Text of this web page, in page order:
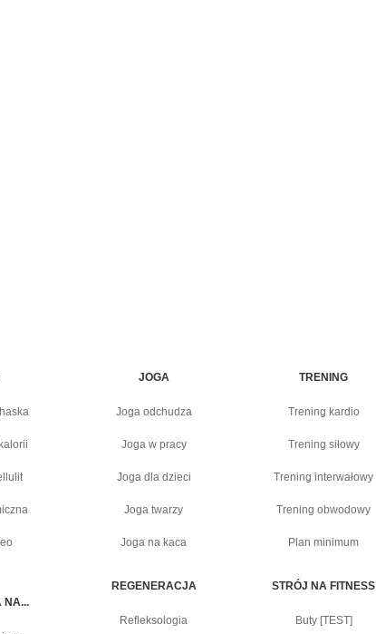
JOGA
Joga odchudza
Joga w pracy
Joga dla dzieci
Joga twarzy
Joga na kaca
TRENING
Trening kardio
Trening siłowy
Trening interwałowy
Trening obwodowy
Plan minimum
NA...
REGENERACJA
Refleksologia
STRÓJ NA FITNESS
Buty [TEST]